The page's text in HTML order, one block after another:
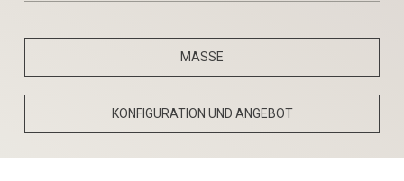
MASSE
KONFIGURATION UND ANGEBOT